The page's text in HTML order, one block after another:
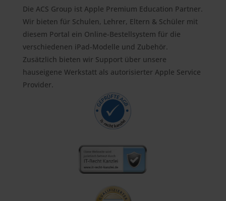
Die ACS Group ist Apple Premium Education Partner.
Wir bieten für Schulen, Lehrer, Eltern & Schüler mit
diesem Portal ein Online-Bestellsystem für die
verschiedenen iPad-Modelle und Zubehör.
Zusätzlich bieten wir Support über unsere
hauseigene Werkstatt als autorisierter Apple Service
Provider.